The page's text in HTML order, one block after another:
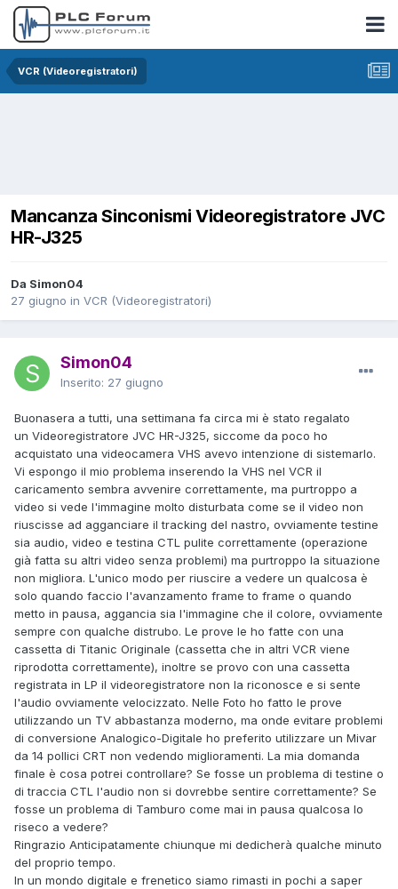
VCR (Videoregistratori)
Mancanza Sinconismi Videoregistratore JVC
HR-J325
Da Simon04
27 giugno in VCR (Videoregistratori)
Simon04
Inserito: 27 giugno
Buonasera a tutti, una settimana fa circa mi è stato regalato
un Videoregistratore JVC HR-J325, siccome da poco ho
acquistato una videocamera VHS avevo intenzione di sistemarlo.
Vi espongo il mio problema inserendo la VHS nel VCR il
caricamento sembra avvenire correttamente, ma purtroppo a
video si vede l'immagine molto disturbata come se il video non
riuscisse ad agganciare il tracking del nastro, ovviamente testine
sia audio, video e testina CTL pulite correttamente (operazione
già fatta su altri video senza problemi) ma purtroppo la situazione
non migliora. L'unico modo per riuscire a vedere un qualcosa è
solo quando faccio l'avanzamento frame to frame o quando
metto in pausa, aggancia sia l'immagine che il colore, ovviamente
sempre con qualche distrubo. Le prove le ho fatte con una
cassetta di Titanic Originale (cassetta che in altri VCR viene
riprodotta correttamente), inoltre se provo con una cassetta
registrata in LP il videoregistratore non la riconosce e si sente
l'audio ovviamente velocizzato. Nelle Foto ho fatto le prove
utilizzando un TV abbastanza moderno, ma onde evitare problemi
di conversione Analogico-Digitale ho preferito utilizzare un Mivar
da 14 pollici CRT non vedendo miglioramenti. La mia domanda
finale è cosa potrei controllare? Se fosse un problema di testine o
di traccia CTL l'audio non si dovrebbe sentire correttamente? Se
fosse un problema di Tamburo come mai in pausa qualcosa lo
riseco a vedere?
Ringrazio Anticipatamente chiunque mi dedicherà qualche minuto
del proprio tempo.
In un mondo digitale e frenetico siamo rimasti in pochi a saper